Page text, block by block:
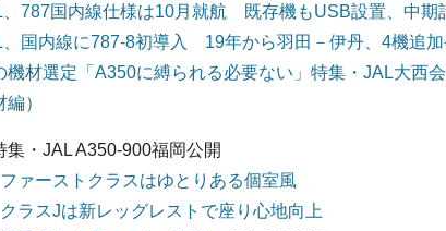
、787国内線仕様は10月就航 既存機もUSB設置、中期
、国内線に787-8初導入 19年から羽田－伊丹、4機追加
機材選定「A350に縛られる必要ない」特集・JAL大西
編）
集・JAL A350-900福岡公開
ファーストクラスはゆとりある個室風
クラスJは新レッグレストで座り心地向上